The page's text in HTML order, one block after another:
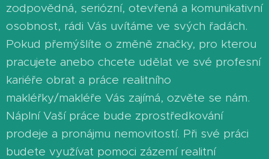
zodpovědná, seriózní, otevřená a komunikativní
osobnost, rádi Vás uvítáme ve svých řadách.
Pokud přemýšlíte o změně značky, pro kterou
pracujete anebo chcete udělat ve své profesní
kariéře obrat a práce realitního
makléřky/makléře Vás zajímá, ozvěte se nám.
Náplní Vaší práce bude zprostředkování
prodeje a pronájmu nemovitostí. Při své práci
budete využívat pomoci zázemí realitní